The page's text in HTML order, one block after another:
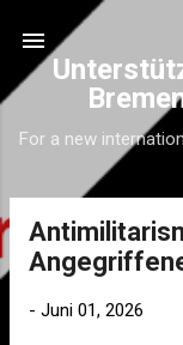
For a new
- Juni 01, 2026